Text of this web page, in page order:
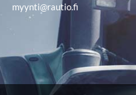
myynti@rautio.fi